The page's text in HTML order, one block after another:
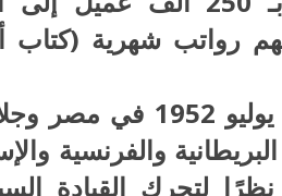
لهم رواتب شهرية
والفرنسية
لتحرك القيادة